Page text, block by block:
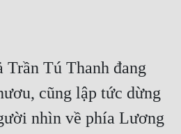
Trần Tú Thanh đang
cũng lập tức dừng
nhìn về phía Lương